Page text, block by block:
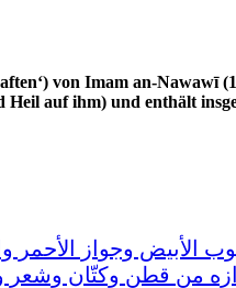
auf ihm) und enthält
الأبيض وجواز الأحمر
من قطن وكتّان وشعر